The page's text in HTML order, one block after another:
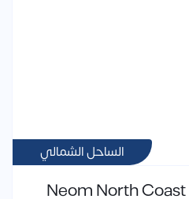
الساحل الشمالي